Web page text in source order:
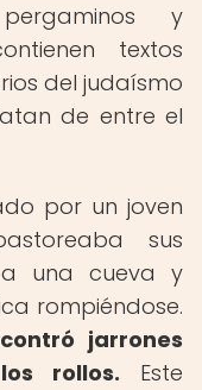
y
textos
del judaísmo
de entre el
por un joven
sus
una cueva y
rompiéndose.
jarrones
rollos. Este